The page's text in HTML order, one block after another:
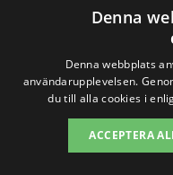
att överskrida
Få 3
förpliktelser
Denna
Denna webbplats
användarupplevelsen.
du till alla cookies i
ACCEPTERA